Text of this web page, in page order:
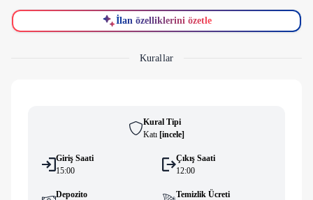
İlan özelliklerini özetle
Kurallar
Kural Tipi
Katı [i̇ncele]
Giriş Saati
15:00
Çıkış Saati
12:00
Depozito
Temizlik Ücreti